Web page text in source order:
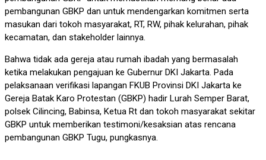
pembangunan GBKP dan untuk mendengarkan komitmen serta
masukan dari tokoh masyarakat, RT, RW, pihak kelurahan, pihak
kecamatan, dan stakeholder lainnya.
Bahwa tidak ada gereja atau rumah ibadah yang bermasalah
ketika melakukan pengajuan ke Gubernur DKI Jakarta. Pada
pelaksanaan verifikasi lapangan FKUB Provinsi DKI Jakarta ke
Gereja Batak Karo Protestan (GBKP) hadir Lurah Semper Barat,
polsek Cilincing, Babinsa, Ketua Rt dan tokoh masyarakat sekitar
GBKP untuk memberikan testimoni/kesaksian atas rencana
pembangunan GBKP Tugu, pungkasnya.